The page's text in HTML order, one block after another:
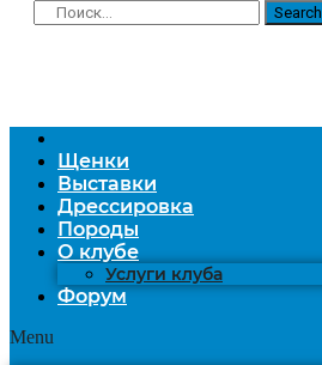
Search
Щенки
Выставки
Дрессировка
Породы
О клубе
Услуги клуба
Форум
Menu